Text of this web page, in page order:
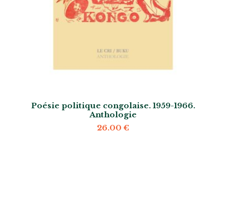
Poésie politique congolaise. 1959-1966.
Anthologie
26.00 €